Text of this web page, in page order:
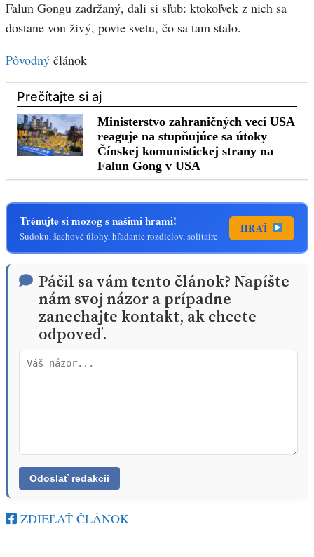
Falun Gongu zadržaný, dali si sľub: ktokoľvek z nich sa
dostane von živý, povie svetu, čo sa tam stalo.
Pôvodný článok
Trénujte si mozog s našimi hrami!
Sudoku, šachové úlohy, hľadanie rozdielov, solitaire
HRAŤ
Páčil sa vám tento článok? Napíšte
nám svoj názor a prípadne
zanechajte kontakt, ak chcete
odpoveď.
ZDIEĽAŤ ČLÁNOK